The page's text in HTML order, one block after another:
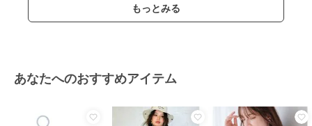
もっとみる
あなたへのおすすめアイテム